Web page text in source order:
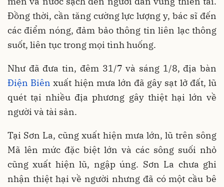
Đồng thời, cần tăng cường lực lượng y, bác sĩ đến
các điểm nóng, đảm bảo thông tin liên lạc thông
suốt, liên tục trong mọi tình huống.
Như đã đưa tin, đêm 31/7 và sáng 1/8, địa bàn
Điện Biên xuất hiện mưa lớn đã gây sạt lở đất, lũ
quét tại nhiều địa phương gây thiệt hại lớn về
người và tài sản.
Tại Sơn La, cũng xuất hiện mưa lớn, lũ trên sông
Mã lên mức đặc biệt lớn và các sông suối nhỏ
cũng xuất hiện lũ, ngập úng. Sơn La chưa ghi
nhận thiệt hại về người nhưng đã có một cầu bê